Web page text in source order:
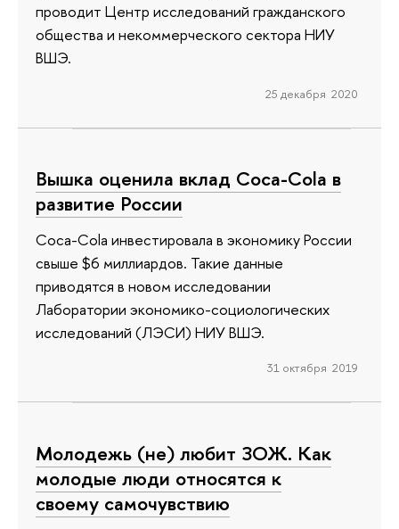
проводит Центр исследований гражданского
общества и некоммерческого сектора НИУ
ВШЭ.
25 декабря 2020
Вышка оценила вклад Coca-Cola в
развитие России
Coca-Cola инвестировала в экономику России
свыше $6 миллиардов. Такие данные
приводятся в новом исследовании
Лаборатории экономико-социологических
исследований (ЛЭСИ) НИУ ВШЭ.
31 октября 2019
Молодежь (не) любит ЗОЖ. Как
молодые люди относятся к
своему самочувствию